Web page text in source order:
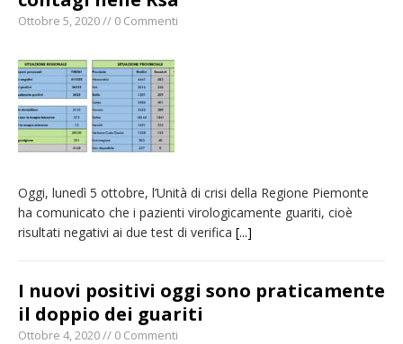
Ottobre 5, 2020 // 0 Commenti
Oggi, lunedì 5 ottobre, l’Unità di crisi della Regione Piemonte
ha comunicato che i pazienti virologicamente guariti, cioè
risultati negativi ai due test di verifica [...]
I nuovi positivi oggi sono praticamente
il doppio dei guariti
Ottobre 4, 2020 // 0 Commenti